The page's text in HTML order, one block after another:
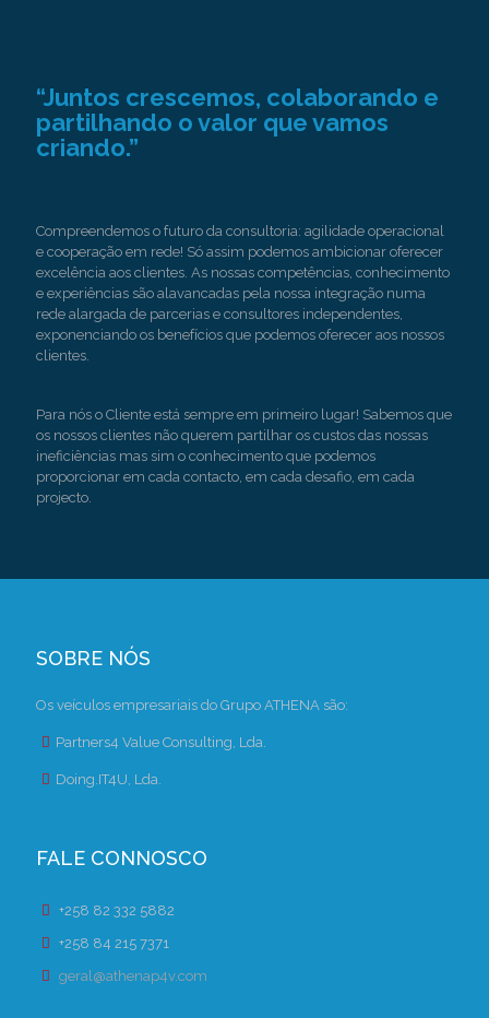
“Juntos crescemos, colaborando e
partilhando o valor que vamos
criando.”
Compreendemos o futuro da consultoria: agilidade operacional
e cooperação em rede! Só assim podemos ambicionar oferecer
excelência aos clientes. As nossas competências, conhecimento
e experiências são alavancadas pela nossa integração numa
rede alargada de parcerias e consultores independentes,
exponenciando os benefícios que podemos oferecer aos nossos
clientes.
Para nós o Cliente está sempre em primeiro lugar! Sabemos que
os nossos clientes não querem partilhar os custos das nossas
ineficiências mas sim o conhecimento que podemos
proporcionar em cada contacto, em cada desafio, em cada
projecto.
SOBRE NÓS
Os veículos empresariais do Grupo ATHENA são:
Partners4 Value Consulting, Lda.
Doing.IT4U, Lda.
FALE CONNOSCO
+258 82 332 5882
+258 84 215 7371
geral@athenap4v.com